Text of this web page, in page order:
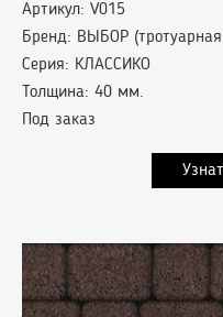
Артикул: V015
Бренд: ВЫБОР
Серия: КЛАССИКО
Толщина: 40 мм.
Под заказ